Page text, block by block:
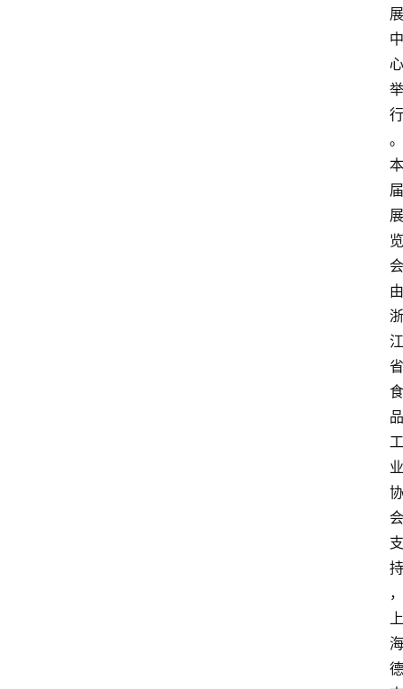
展
中
心
举
行
。
本
届
展
览
会
由
浙
江
省
食
品
工
业
协
会
支
持
，
上
海
德